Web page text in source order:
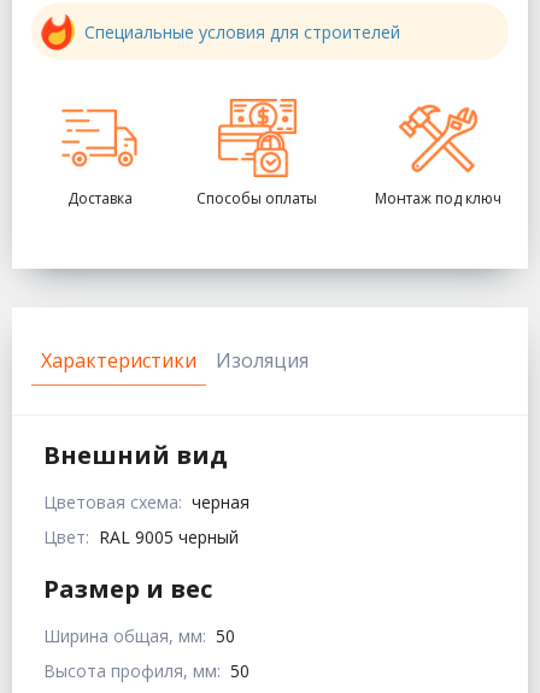
Специальные условия для строителей
Доставка Способы оплаты Монтаж под ключ
Характеристики Изоляция
Внешний вид
Цветовая схема: черная
Цвет: RAL 9005 черный
Размер и вес
Ширина общая, мм: 50
Высота профиля, мм: 50